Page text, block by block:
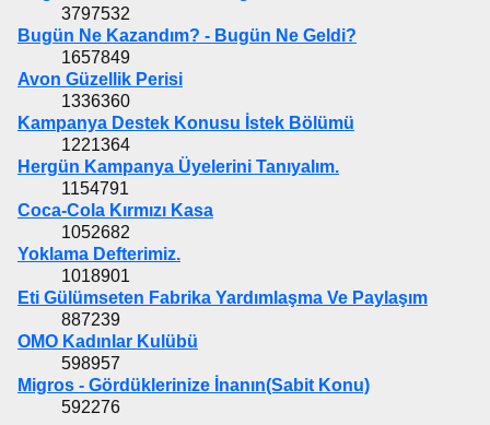
3797532
Bugün Ne Kazandım? - Bugün Ne Geldi?
1657849
Avon Güzellik Perisi
1336360
Kampanya Destek Konusu İstek Bölümü
1221364
Hergün Kampanya Üyelerini Tanıyalım.
1154791
Coca-Cola Kırmızı Kasa
1052682
Yoklama Defterimiz.
1018901
Eti Gülümseten Fabrika Yardımlaşma Ve Paylaşım
887239
OMO Kadınlar Kulübü
598957
Migros - Gördüklerinize İnanın(Sabit Konu)
592276